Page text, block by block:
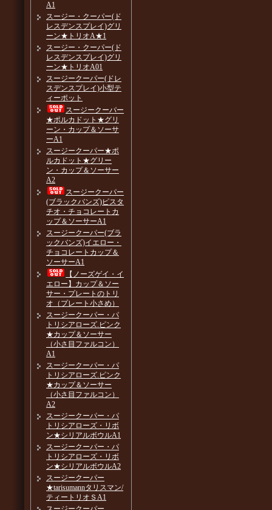
A1
スージー・クーパー(ド
レスデンスプレイ)グリ
ーン★トリオA★1
スージー・クーパー(ド
レスデンスプレイ)グリ
ーン★トリオA01
スージークーパー(ドレ
スデンスプレイ)小型テ
ィーポット
スージークーパー
★ポルカドット★グリ
ーン・カップ＆ソーサ
ーA1
スージークーパー★ポ
ルカドット★グリー
ン・カップ＆ソーサー
A2
スージークーパー
(ブラックバンズ)ピスタ
チオ・チョコレートカ
ップ＆ソーサーA1
スージークーパー(ブラ
ックバンズ)イエロー・
チョコレートカップ＆
ソーサーA1
【ノーズゲイ・イ
エロー】カップ＆ソー
サー・プレートのトリ
オ（プレート小さめ）
スージークーパー・パ
トリシアローズ.ピンク
★カップ＆ソーサー
（小さ目ファルコン）
A1
スージークーパー・パ
トリシアローズ.ピンク
★カップ＆ソーサー
（小さ目ファルコン）
A2
スージークーパー・パ
トリシアローズ・リボ
ン★シリアルボウルA1
スージークーパー・パ
トリシアローズ・リボ
ン★シリアルボウルA2
スージークーパー
★tarisumannタリスマン/
ティートリオＳA1